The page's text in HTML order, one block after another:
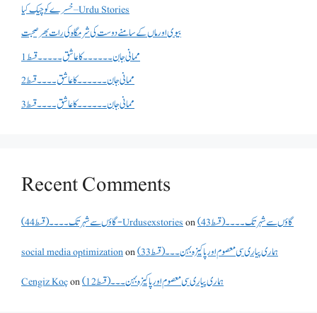
خسرے کو چیک کیا – Urdu Stories
بیوی اور ماں کے سامنے دوست کی شرمگاہ کی رات بھر صحبت
ممانی جان ۔۔۔۔۔۔کا عاشق ۔۔۔۔۔قسط 1
ممانی جان ۔۔۔۔۔۔کا عاشق ۔۔۔۔قسط 2
ممانی جان ۔۔۔۔۔۔کا عاشق ۔۔۔۔قسط 3
Recent Comments
گاؤں سے شہر تک۔۔۔۔(قسط 44) - Urdusexstorieson
گاؤں سے شہر تک۔۔۔۔(قسط 43)
social media optimizationon
ہماری پیاری سی معصوم اور پاکیزہ بہن۔۔۔(قسط33)
Cengiz Koçon ہماری پیاری سی معصوم اور پاکیزہ بہن۔۔۔(قسط12)